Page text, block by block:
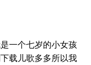
一个七岁的小女孩
载儿歌多多所以我